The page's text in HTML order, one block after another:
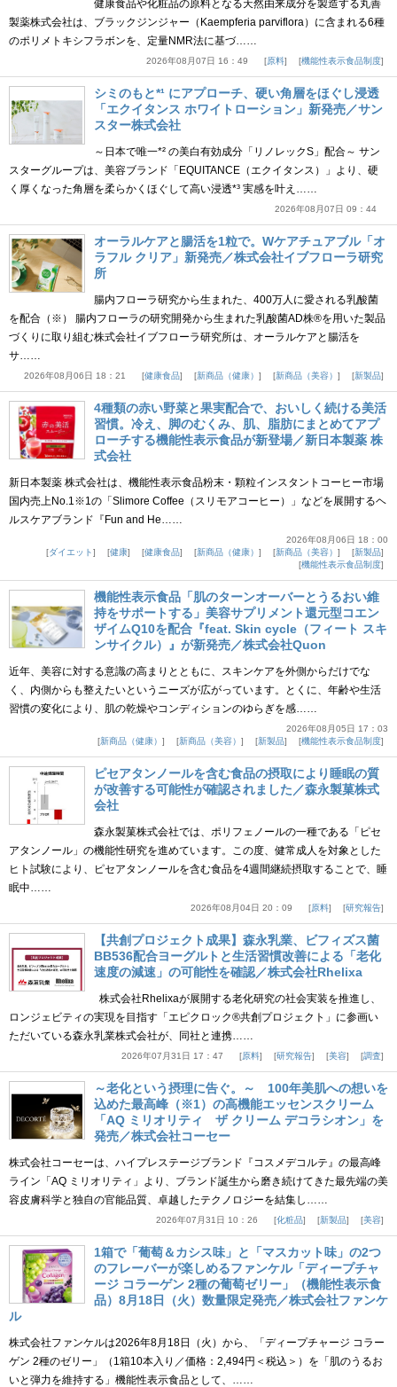
健康食品や化粧品の原料となる天然由来成分を製造する丸善
製薬株式会社は、ブラックジンジャー（Kaempferia parviflora）に含まれる6種
のポリメトキシフラボンを、定量NMR法に基づ……
2026年08月07日 16：49 原料 機能性表示食品制度
シミのもと*¹ にアプローチ、硬い角層をほぐし浸透
「エクイタンス ホワイトローション」新発売／サン
スター株式会社
～日本で唯一*² の美白有効成分「リノレックS」配合～ サン
スターグループは、美容ブランド「EQUITANCE（エクイタンス）」より、硬
く厚くなった角層を柔らかくほぐして高い浸透*³ 実感を叶え……
2026年08月07日 09：44
オーラルケアと腸活を1粒で。Wケアチュアブル「オ
ラフル クリア」新発売／株式会社イブフローラ研究
所
腸内フローラ研究から生まれた、400万人に愛される乳酸菌
を配合（※） 腸内フローラの研究開発から生まれた乳酸菌AD株®を用いた製品
づくりに取り組む株式会社イブフローラ研究所は、オーラルケアと腸活を
サ……
2026年08月06日 18：21 健康食品 新商品（健康） 新商品（美容） 新製品
4種類の赤い野菜と果実配合で、おいしく続ける美活
習慣。冷え、脚のむくみ、肌、脂肪にまとめてアプ
ローチする機能性表示食品が新登場／新日本製薬 株
式会社
新日本製薬 株式会社は、機能性表示食品粉末・顆粒インスタントコーヒー市場
国内売上No.1※1の「Slimore Coffee（スリモアコーヒー）」などを展開するヘ
ルスケアブランド『Fun and He……
2026年08月06日 18：00
ダイエット
健康 健康食品 新商品（健康） 新商品（美容）
新製品
機能性表示食品制度
機能性表示食品「肌のターンオーバーとうるおい維
持をサポートする」美容サプリメント還元型コエン
ザイムQ10を配合『feat. Skin cycle（フィート スキ
ンサイクル）』が新発売／株式会社Quon
近年、美容に対する意識の高まりとともに、スキンケアを外側からだけでな
く、内側からも整えたいというニーズが広がっています。とくに、年齢や生活
習慣の変化により、肌の乾燥やコンディションのゆらぎを感……
2026年08月05日 17：03
新商品（健康）
新商品（美容） 新製品 機能性表示食品制度
ピセアタンノールを含む食品の摂取により睡眠の質
が改善する可能性が確認されました／森永製菓株式
会社
森永製菓株式会社では、ポリフェノールの一種である「ピセ
アタンノール」の機能性研究を進めています。この度、健常成人を対象とした
ヒト試験により、ピセアタンノールを含む食品を4週間継続摂取することで、睡
眠中……
2026年08月04日 20：09 原料 研究報告
【共創プロジェクト成果】森永乳業、ビフィズス菌
BB536配合ヨーグルトと生活習慣改善による「老化
速度の減速」の可能性を確認／株式会社Rhelixa
株式会社Rhelixaが展開する老化研究の社会実装を推進し、
ロンジェビティの実現を目指す「エピクロック®共創プロジェクト」に参画い
ただいている森永乳業株式会社が、同社と連携……
2026年07月31日 17：47 原料 研究報告 美容 調査
～老化という摂理に告ぐ。～ 100年美肌への想いを
込めた最高峰（※1）の高機能エッセンスクリーム
「AQ ミリオリティ ザ クリーム デコラシオン」を
発売／株式会社コーセー
株式会社コーセーは、ハイプレステージブランド『コスメデコルテ』の最高峰
ライン「AQ ミリオリティ」より、ブランド誕生から磨き続けてきた最先端の美
容皮膚科学と独自の官能品質、卓越したテクノロジーを結集し……
2026年07月31日 10：26 化粧品 新製品 美容
1箱で「葡萄＆カシス味」と「マスカット味」の2つ
のフレーバーが楽しめるファンケル「ディープチャ
ージ コラーゲン 2種の葡萄ゼリー」（機能性表示食
品）8月18日（火）数量限定発売／株式会社ファンケ
ル
株式会社ファンケルは2026年8月18日（火）から、「ディープチャージ コラー
ゲン 2種のゼリー」（1箱10本入り／価格：2,494円＜税込＞）を「肌のうるお
いと弾力を維持する」機能性表示食品として、……